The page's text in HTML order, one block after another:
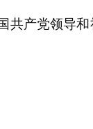
共产党领导和